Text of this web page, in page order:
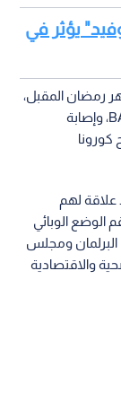
يؤثر في
رمضان المقبل،
إلى ظهور المتحور الخفي من أوميكرون BA2 و BA3، وإصابة
كورونا
لهم
الوضع الوبائي
البرلمان ومجلس
والاقتصادية